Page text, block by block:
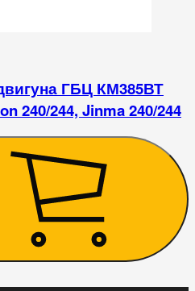
ГБЦ КМ385ВТ
240/244, Jinma 240/244